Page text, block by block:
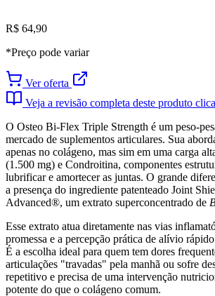
R$ 64,90
*Preço pode variar
Ver oferta
Veja a revisão completa deste produto
O Osteo Bi-Flex Triple Strength é um peso-
mercado de suplementos articulares. Sua
apenas no colágeno, mas sim em uma carga
(1.500 mg) e Condroitina, componentes
lubrificar e amortecer as juntas. O grande
a presença do ingrediente patenteado Joint
Advanced®, um extrato superconcentrado de
Esse extrato atua diretamente nas vias
promessa e a percepção prática de alívio
É a escolha ideal para quem tem dores
articulações "travadas" pela manhã ou sofre
repetitivo e precisa de uma intervenção
potente do que o colágeno comum.